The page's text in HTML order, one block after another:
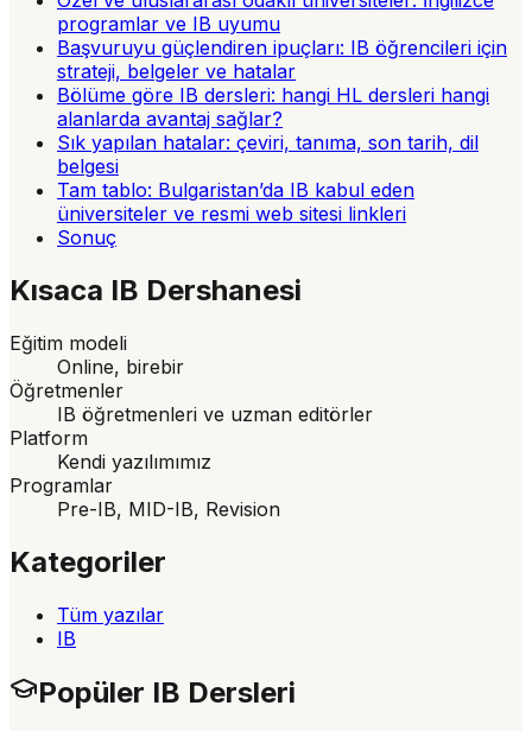
programlar ve IB uyumu
Başvuruyu güçlendiren ipuçları: IB öğrencileri için
strateji, belgeler ve hatalar
Bölüme göre IB dersleri: hangi HL dersleri hangi
alanlarda avantaj sağlar?
Sık yapılan hatalar: çeviri, tanıma, son tarih, dil
belgesi
Tam tablo: Bulgaristan’da IB kabul eden
üniversiteler ve resmi web sitesi linkleri
Sonuç
Kısaca IB Dershanesi
Eğitim modeli
Online, birebir
Öğretmenler
IB öğretmenleri ve uzman editörler
Platform
Kendi yazılımımız
Programlar
Pre-IB, MID-IB, Revision
Kategoriler
Tüm yazılar
IB
Popüler IB Dersleri